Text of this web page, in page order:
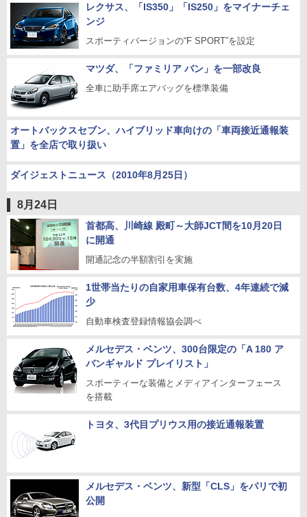
レクサス、「IS350」「IS250」をマイナーチェ
ンジ
スポーティバージョンの“F SPORT”を設定
マツダ、「ファミリア バン」を一部改良
全車に助手席エアバッグを標準装備
オートバックスセブン、ハイブリッド車向けの「車両接近通報装
置」を全店で取り扱い
ダイジェストニュース（2010年8月25日）
8月24日
首都高、川崎線 殿町～大師JCT間を10月20日
に開通
開通記念の半額割引を実施
1世帯当たりの自家用車保有台数、4年連続で減
少
自動車検査登録情報協会調べ
メルセデス・ベンツ、300台限定の「A 180 ア
バンギャルド プレイリスト」
スポーティーな装備とメディアインターフェース
を搭載
トヨタ、3代目プリウス用の接近通報装置
メルセデス・ベンツ、新型「CLS」をパリで初
公開